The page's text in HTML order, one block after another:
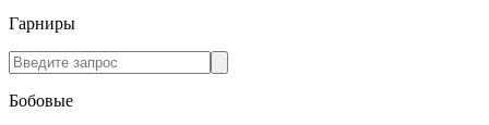
Гарниры
Бобовые